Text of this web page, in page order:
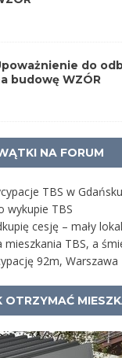
do
budowę WZÓR
NA FORUM
TBS w Gdańsku
wykupie TBS
cesję – mały
mieszkania TBS, a
92m, Warszawa
OTRZYMAĆ